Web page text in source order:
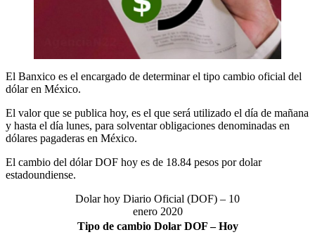
El Banxico es el encargado de determinar el tipo cambio oficial del
dólar en México.
El valor que se publica hoy, es el que será utilizado el día de mañana
y hasta el día lunes, para solventar obligaciones denominadas en
dólares pagaderas en México.
El cambio del dólar DOF hoy es de 18.84 pesos por dolar
estadoundiense.
Dolar hoy Diario Oficial (DOF) – 10
enero 2020
Tipo de cambio Dolar DOF – Hoy